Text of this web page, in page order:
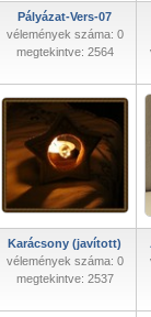
Pályázat-Vers-07
vélemények száma: 0
megtekintve: 2564
Karácsony (javított)
vélemények száma: 0
megtekintve: 2537